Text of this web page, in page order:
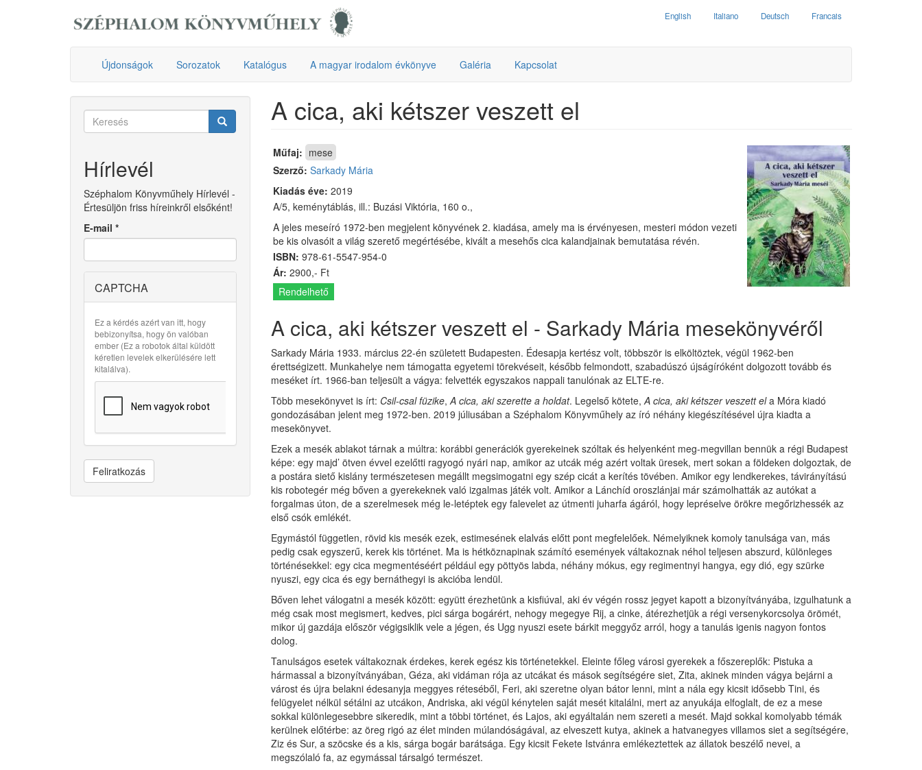
English Italiano Deutsch Francais
Újdonságok Sorozatok Katalógus A magyar irodalom évkönyve Galéria Kapcsolat
Keresés
Hírlevél
Széphalom Könyvműhely Hírlevél -
Értesüljön friss híreinkről elsőként!
E-mail *
CAPTCHA
Ez a kérdés azért van itt, hogy
bebizonyítsa, hogy ön valóban
ember (Ez a robotok által küldött
kéretlen levelek elkerülésére lett
kitalálva).
Feliratkozás
A cica, aki kétszer veszett el
Műfaj: mese
Szerző: Sarkady Mária
Kiadás éve: 2019
A/5, keménytáblás, ill.: Buzási Viktória, 160 o.,
A jeles meseíró 1972-ben megjelent könyvének 2. kiadása, amely ma is érvényesen, mesteri módon vezeti
be kis olvasóit a világ szerető megértésébe, kivált a mesehős cica kalandjainak bemutatása révén.
ISBN: 978-61-5547-954-0
Ár: 2900,- Ft
Rendelhető
A cica, aki kétszer veszett el - Sarkady Mária mesekönyvéről
Sarkady Mária 1933. március 22-én született Budapesten. Édesapja kertész volt, többször is elköltöztek, végül 1962-ben
érettségizett. Munkahelye nem támogatta egyetemi törekvéseit, később felmondott, szabadúszó újságíróként dolgozott tovább és
meséket írt. 1966-ban teljesült a vágya: felvették egyszakos nappali tanulónak az ELTE-re.
Több mesekönyvet is írt: Csil-csal füzike,A cica, aki szerette a holdat. Legelső kötete,A cica, aki kétszer veszett ela Móra kiadó
gondozásában jelent meg 1972-ben. 2019 júliusában a Széphalom Könyvműhely az író néhány kiegészítésével újra kiadta a
mesekönyvet.
Ezek a mesék ablakot tárnak a múltra: korábbi generációk gyerekeinek szóltak és helyenként meg-megvillan bennük a régi Budapest
képe: egy majd’ ötven évvel ezelőtti ragyogó nyári nap, amikor az utcák még azért voltak üresek, mert sokan a földeken dolgoztak, de
a postára siető kislány természetesen megállt megsimogatni egy szép cicát a kerítés tövében. Amikor egy lendkerekes, távirányítású
kis robotegér még bőven a gyerekeknek való izgalmas játék volt. Amikor a Lánchíd oroszlánjai már számolhatták az autókat a
forgalmas úton, de a szerelmesek még le-letéptek egy falevelet az útmenti juharfa ágáról, hogy lepréselve örökre megőrizhessék az
első csók emlékét.
Egymástól független, rövid kis mesék ezek, estimesének elalvás előtt pont megfelelőek. Némelyiknek komoly tanulsága van, más
pedig csak egyszerű, kerek kis történet. Ma is hétköznapinak számító események váltakoznak néhol teljesen abszurd, különleges
történésekkel: egy cica megmentéséért például egy pöttyös labda, néhány mókus, egy regimentnyi hangya, egy dió, egy szürke
nyuszi, egy cica és egy bernáthegyi is akcióba lendül.
Bőven lehet válogatni a mesék között: együtt érezhetünk a kisfiúval, aki év végén rossz jegyet kapott a bizonyítványába, izgulhatunk a
még csak most megismert, kedves, pici sárga bogárért, nehogy megegye Rij, a cinke, átérezhetjük a régi versenykorcsolya örömét,
mikor új gazdája először végigsiklik vele a jégen, és Ugg nyuszi esete bárkit meggyőz arról, hogy a tanulás igenis nagyon fontos
dolog.
Tanulságos esetek váltakoznak érdekes, kerek egész kis történetekkel. Eleinte főleg városi gyerekek a főszereplők: Pistuka a
hármassal a bizonyítványában, Géza, aki vidáman rója az utcákat és mások segítségére siet, Zita, akinek minden vágya bejárni a
várost és újra belakni édesanyja meggyes réteséből, Feri, aki szeretne olyan bátor lenni, mint a nála egy kicsit idősebb Tini, és
felügyelet nélkül sétálni az utcákon, Andriska, aki végül kénytelen saját mesét kitalálni, mert az anyukája elfoglalt, de ez a mese
sokkal különlegesebbre sikeredik, mint a többi történet, és Lajos, aki egyáltalán nem szereti a mesét. Majd sokkal komolyabb témák
kerülnek előtérbe: az öreg rigó az élet minden múlandóságával, az elveszett kutya, akinek a hatvanegyes villamos siet a segítségére,
Ziz és Sur, a szöcske és a kis, sárga bogár barátsága. Egy kicsit Fekete Istvánra emlékeztettek az állatok beszélő nevei, a
megszólaló fa, az egymással társalgó természet.